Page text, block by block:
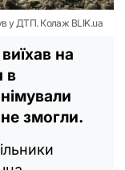
у ДТП. Колаж BLIK.ua
на
в
змогли.